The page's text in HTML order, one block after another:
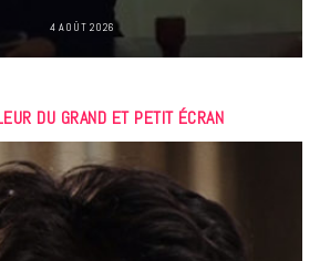
4 AOÛT 2026
DU GRAND ET PETIT ÉCRAN